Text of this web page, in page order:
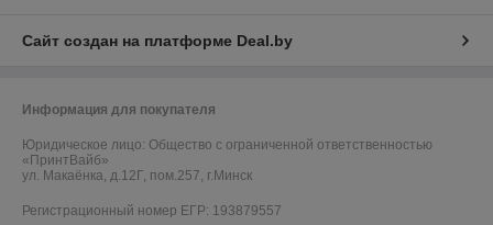
Сайт создан на платформе Deal.by
Информация для покупателя
Юридическое лицо: Общество с ограниченной ответственностью
«ПринтВайб»
ул. Макаёнка, д.12Г, пом.257, г.Минск
Регистрационный номер ЕГР: 193879557